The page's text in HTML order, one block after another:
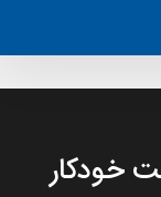
خودکار